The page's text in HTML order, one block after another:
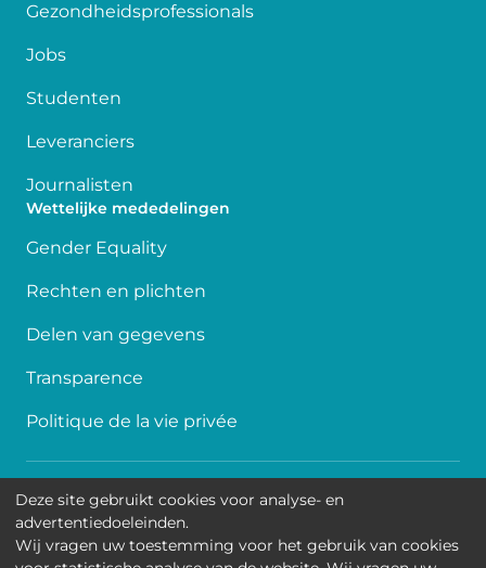
Gezondheidsprofessionals
Jobs
Studenten
Leveranciers
Journalisten
Wettelijke mededelingen
Gender Equality
Rechten en plichten
Delen van gegevens
Transparence
Politique de la vie privée
Toegankelijkheid
Contact
Deze site gebruikt cookies voor analyse- en
advertentiedoeleinden.
Wij vragen uw toestemming voor het gebruik van cookies